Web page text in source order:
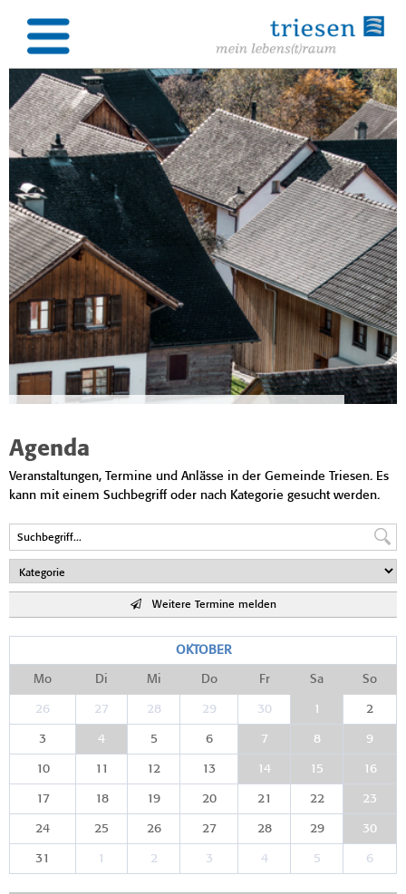
Agenda
Veranstaltungen, Termine und Anlässe in der Gemeinde Triesen. Es
kann mit einem Suchbegriff oder nach Kategorie gesucht werden.
Weitere Termine melden
OKTOBER
Mo Di Mi Do Fr Sa So
26 27 28 29 30 1 2
3 4 5 6 7 8 9
10 11 12 13 14 15 16
17 18 19 20 21 22 23
24 25 26 27 28 29 30
31 1 2 3 4 5 6